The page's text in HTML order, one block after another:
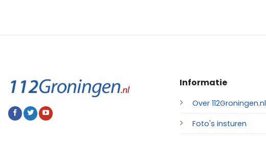
Informatie
Over 112Groningen.nl
Foto's insturen